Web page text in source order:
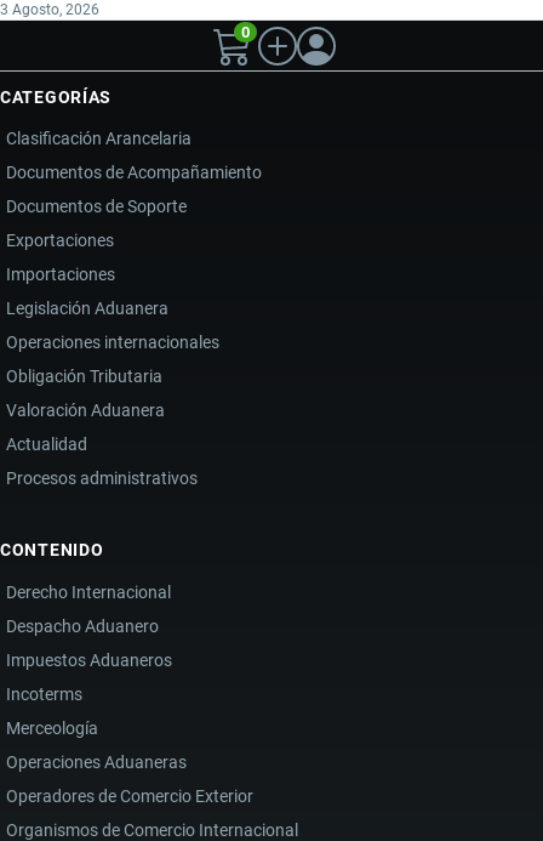
3 Agosto, 2026
0
CATEGORÍAS
Clasificación Arancelaria
Documentos de Acompañamiento
Documentos de Soporte
Exportaciones
Importaciones
Legislación Aduanera
Operaciones internacionales
Obligación Tributaria
Valoración Aduanera
Actualidad
Procesos administrativos
CONTENIDO
Derecho Internacional
Despacho Aduanero
Impuestos Aduaneros
Incoterms
Merceología
Operaciones Aduaneras
Operadores de Comercio Exterior
Organismos de Comercio Internacional